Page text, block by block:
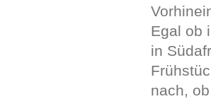
Egal ob
in
nach,